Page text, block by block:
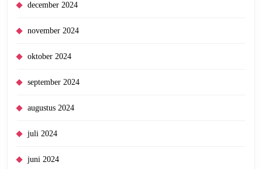
december 2024
november 2024
oktober 2024
september 2024
augustus 2024
juli 2024
juni 2024